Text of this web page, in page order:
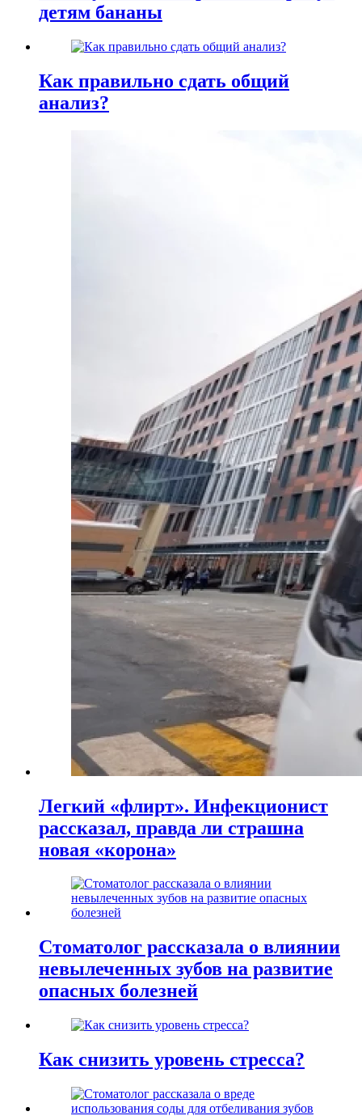
детям бананы
Как правильно сдать общий
анализ?
Легкий «флирт». Инфекционист
рассказал, правда ли страшна
новая «корона»
Стоматолог рассказала о влиянии
невылеченных зубов на развитие
опасных болезней
Как снизить уровень стресса?